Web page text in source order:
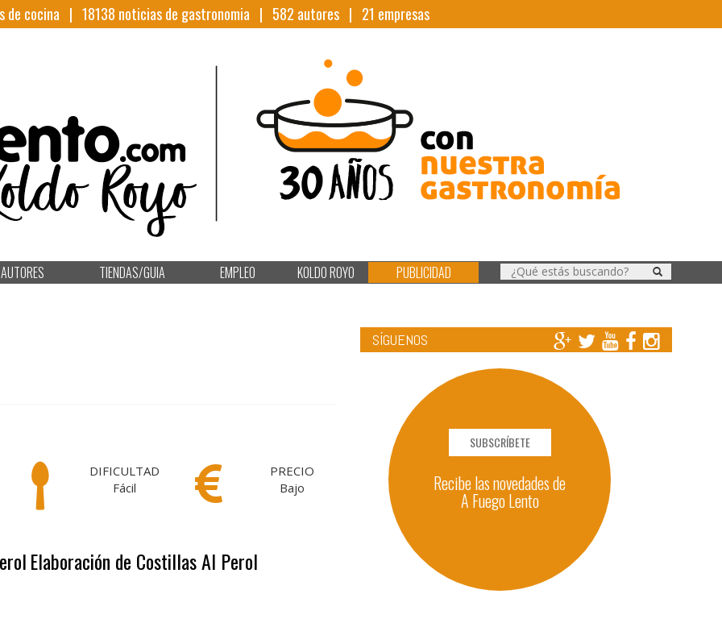
de cocina | 18138 noticias de gastronomia | 582 autores | 21 empresas
AUTORES TIENDAS/GUIA EMPLEO KOLDO ROYO PUBLICIDAD
DIFICULTAD
Fácil
PRECIO
Bajo
Elaboración de Costillas Al Perol
SÍGUENOS
SUBSCRÍBETE
Recibe las novedades de
A Fuego Lento